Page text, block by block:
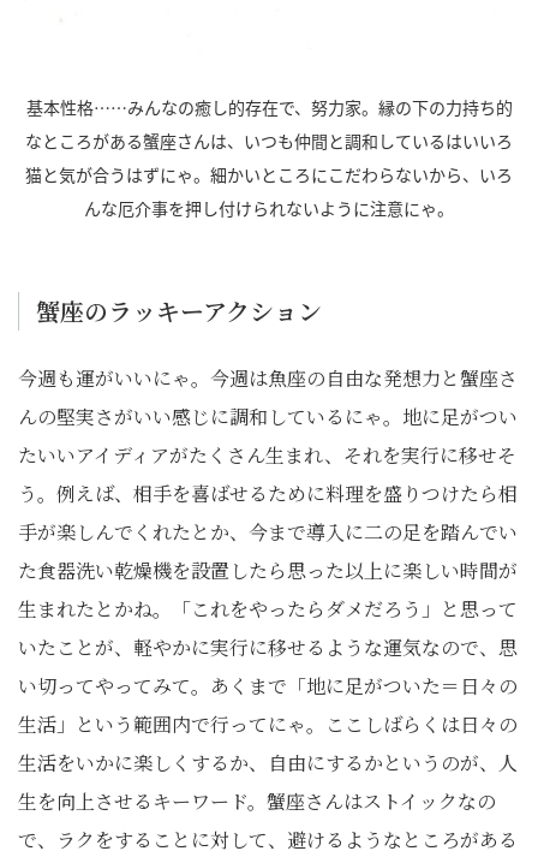
基本性格……みんなの癒し的存在で、努力家。縁の下の力持ち的
なところがある蟹座さんは、いつも仲間と調和しているはいいろ
猫と気が合うはずにゃ。細かいところにこだわらないから、いろ
んな厄介事を押し付けられないように注意にゃ。
蟹座のラッキーアクション
今週も運がいいにゃ。今週は魚座の自由な発想力と蟹座さ
んの堅実さがいい感じに調和しているにゃ。地に足がつい
たいいアイディアがたくさん生まれ、それを実行に移せそ
う。例えば、相手を喜ばせるために料理を盛りつけたら相
手が楽しんでくれたとか、今まで導入に二の足を踏んでい
た食器洗い乾燥機を設置したら思った以上に楽しい時間が
生まれたとかね。「これをやったらダメだろう」と思って
いたことが、軽やかに実行に移せるような運気なので、思
い切ってやってみて。あくまで「地に足がついた＝日々の
生活」という範囲内で行ってにゃ。ここしばらくは日々の
生活をいかに楽しくするか、自由にするかというのが、人
生を向上させるキーワード。蟹座さんはストイックなの
で、ラクをすることに対して、避けるようなところがある